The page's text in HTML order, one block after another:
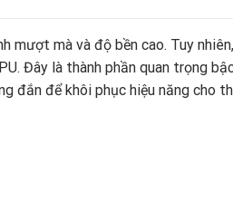
mượt mà và độ bền cao. Tuy
Đây là thành phần quan trọng
đắn để khôi phục hiệu năng cho